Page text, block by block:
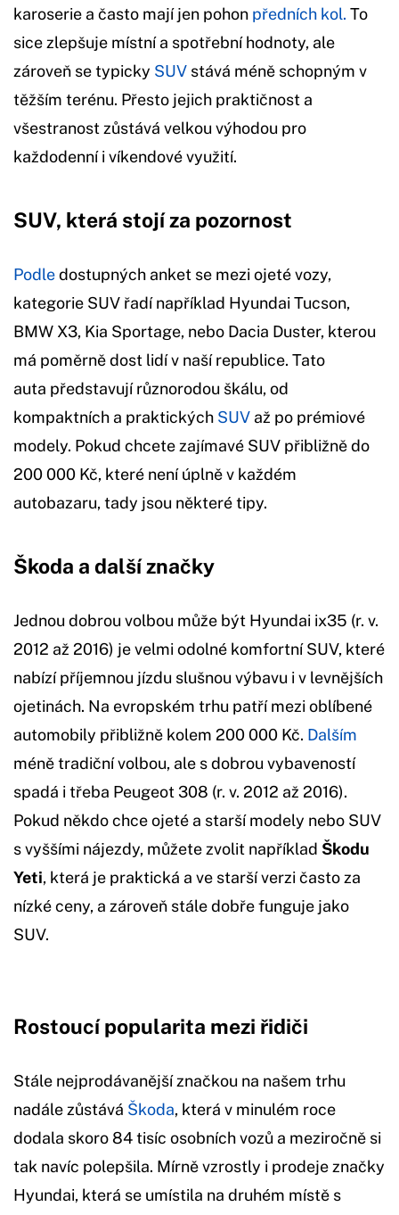
karoserie a často mají jen pohon předních kol. To
sice zlepšuje místní a spotřební hodnoty, ale
zároveň se typicky SUV stává méně schopným v
těžším terénu. Přesto jejich praktičnost a
všestranost zůstává velkou výhodou pro
každodenní i víkendové využití.
SUV, která stojí za pozornost
Podledostupných anket se mezi ojeté vozy,
kategorie SUV řadí například Hyundai Tucson,
BMW X3, Kia Sportage, nebo Dacia Duster, kterou
má poměrně dost lidí v naší republice. Tato
auta představují různorodou škálu, od
kompaktních a praktických SUV až po prémiové
modely. Pokud chcete zajímavé SUV přibližně do
200 000 Kč, které není úplně v každém
autobazaru, tady jsou některé tipy.
Škoda a další značky
Jednou dobrou volbou může být Hyundai ix35 (r. v.
2012 až 2016) je velmi odolné komfortní SUV, které
nabízí příjemnou jízdu slušnou výbavu i v levnějších
ojetinách. Na evropském trhu patří mezi oblíbené
automobily přibližně kolem 200 000 Kč. Dalším
méně tradiční volbou, ale s dobrou vybaveností
spadá i třeba Peugeot 308 (r. v. 2012 až 2016).
Pokud někdo chce ojeté a starší modely nebo SUV
s vyššími nájezdy, můžete zvolit například Škodu
Yeti, která je praktická a ve starší verzi často za
nízké ceny, a zároveň stále dobře funguje jako
SUV.
Rostoucí popularita mezi řidiči
Stále nejprodávanější značkou na našem trhu
nadále zůstává Škoda, která v minulém roce
dodala skoro 84 tisíc osobních vozů a meziročně si
tak navíc polepšila. Mírně vzrostly i prodeje značky
Hyundai, která se umístila na druhém místě s